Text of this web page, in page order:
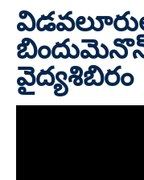
వైద్యశిబిరం